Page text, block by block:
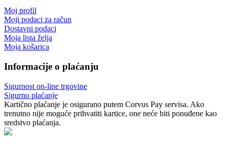
Moj profil
Moji podaci za račun
Dostavni podaci
Moja lista želja
Moja košarica
Informacije o plaćanju
Sigurnost on-line trgovine
Sigurno plaćanje
Kartično plaćanje je osigurano putem Corvus Pay servisa. Ako
trenutno nije moguće prihvatiti kartice, one neće biti ponuđene kao
sredstvo plaćanja.